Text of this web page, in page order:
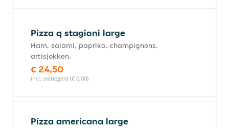
Pizza q stagioni large
Ham, salami, paprika, champignons,
artisjokken.
€ 24,50
incl. statiegeld (€ 0,00)
Pizza americana large